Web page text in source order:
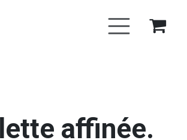
affinée.